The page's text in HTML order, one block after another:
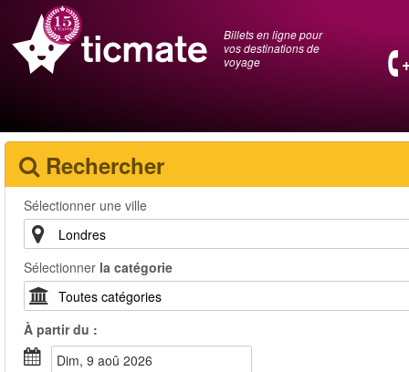
Billets en ligne pour
vos destinations de
voyage
Rechercher
Sélectionner une ville
Sélectionner la catégorie
À partir du :
dim, 9 aoû 2026